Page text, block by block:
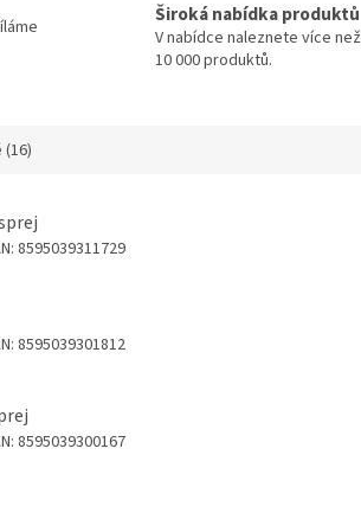
Široká nabídka produktů
V nabídce naleznete více než
10 000 produktů.
8595039311729
8595039301812
8595039300167